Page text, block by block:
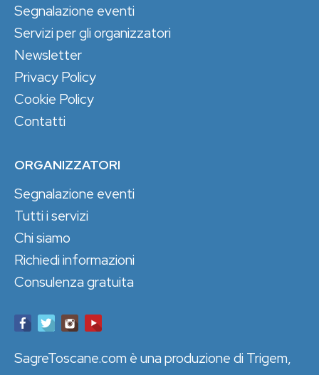
Segnalazione eventi
Servizi per gli organizzatori
Newsletter
Privacy Policy
Cookie Policy
Contatti
ORGANIZZATORI
Segnalazione eventi
Tutti i servizi
Chi siamo
Richiedi informazioni
Consulenza gratuita
SagreToscane.com è una produzione di Trigem,